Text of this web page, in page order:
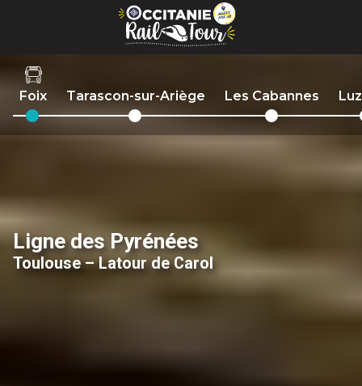
Panneau de gestion des cookies
Ligne des Pyrénées
Toulouse – Latour de Carol
Foix Tarascon-sur-Ariège Les Cabannes